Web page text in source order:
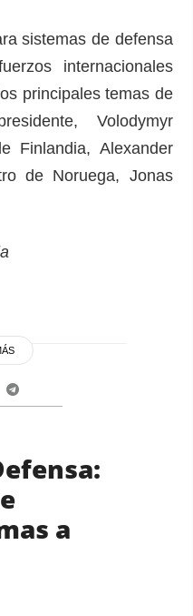
sistemas de defensa
internacionales
principales temas de
Volodymyr
Finlandia, Alexander
de Noruega, Jonas
a